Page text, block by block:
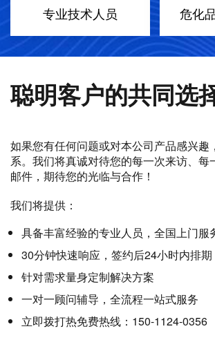
专业技术人员 危化
聪明客户的共同选
如果您有任何问题或对本公司产品感兴趣
系。我们将真诚对待您的每一次来访、每
邮件，期待您的光临与合作！
我们将提供：
具备丰富经验的专业人员，全国上门服
30分钟快速响应，签约后24小时内排期
针对需求量身定制解决方案
一对一顾问辅导，全流程一站式服务
立即拨打热免费热线：150-1124-0356